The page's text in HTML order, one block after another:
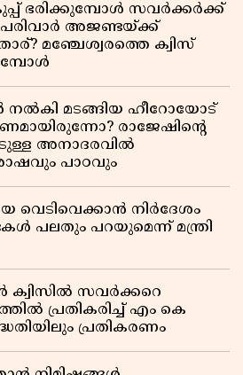
ഭരിക്കുമ്പോൾ സവർക്കർക്ക്
അജണ്ടയ്ക്ക്
മഞ്ചേശ്വരത്തെ ക്വിസ്
നൽകി മടങ്ങിയ ഹീറോയോട്
രാജേഷിൻ്റെ
അനാദരവിൽ
പാഠവും
നിർദേശം
പലതും പറയുമെന്ന് മന്ത്രി
സവർക്കറെ
പ്രതികരിച്ച് എം കെ
പ്രതികരണം